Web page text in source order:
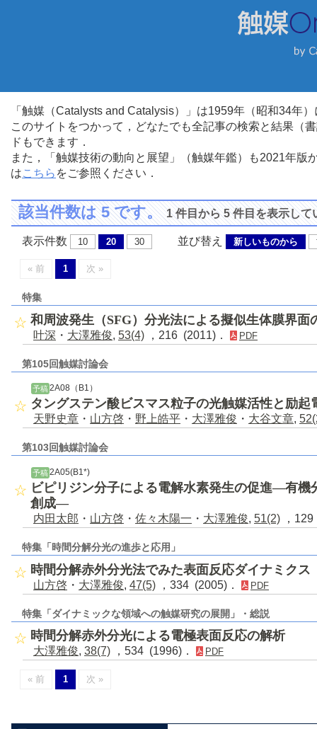
「触媒（Catalysts and Catalysis）」は1959年（昭和34年
このサイトをつかって，どなたでも全記事の検索と結果（
ドもできます．
また，「触媒技術の動向と展望」（触媒年鑑）も2021年
はこちら をご参照ください．
該当件数は 5 です。1 件目から 5 件目を表示して
表示件数 10 20 30 並び替え 新しいものから
« 前 1 次 »
特集
和周波発生（SFG）分光法による擬似生体膜界面
叶深 ・ 大澤雅俊, 53(4) ，216 (2011)． PDF
第105回触媒討論会
予稿 2A08（B1）
タングステン酸ビスマス粒子の光触媒活性と励起
天野史章 ・ 山方啓 ・ 野上皓平 ・ 大澤雅俊 ・ 大谷文章,
第103回触媒討論会
予稿 2A05(B1*)
ビピリジン分子による電解水素発生の促進―有機
創成―
内田太郎 ・ 山方啓 ・ 佐々木陽一 ・ 大澤雅俊, 51(2) ，
特集「時間分解分光の進歩と応用」
時間分解赤外分光法でみた表面反応ダイナミクス
山方啓 ・ 大澤雅俊, 47(5) ，334 (2005)． PDF
特集「ダイナミックな領域への触媒研究の展開」・総説
時間分解赤外分光による電極表面反応の解析
大澤雅俊, 38(7) ，534 (1996)． PDF
« 前 1 次 »